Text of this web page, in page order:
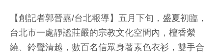
【創記者郭晉嘉/台北報導】五月下旬，盛夏初臨，
台北市一處靜謐莊嚴的宗教文化空間內，檀香縈
繞、鈴聲清越，數百名信眾身著素色衣衫，雙手合